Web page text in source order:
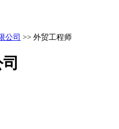
公司 >> 外贸工程师